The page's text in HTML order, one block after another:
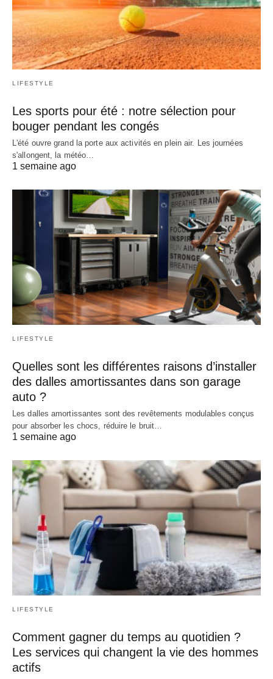
LIFESTYLE
Les sports pour été : notre sélection pour
bouger pendant les congés
L'été ouvre grand la porte aux activités en plein air. Les journées
s'allongent, la météo…
1 semaine ago
LIFESTYLE
Quelles sont les différentes raisons d’installer
des dalles amortissantes dans son garage
auto ?
Les dalles amortissantes sont des revêtements modulables conçus
pour absorber les chocs, réduire le bruit…
1 semaine ago
LIFESTYLE
Comment gagner du temps au quotidien ?
Les services qui changent la vie des hommes
actifs